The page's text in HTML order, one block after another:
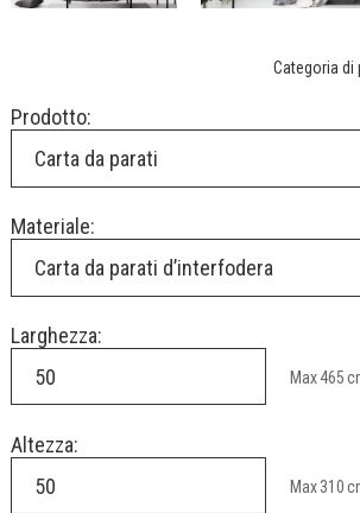
Categoria di
Prodotto:
Carta da parati
Materiale:
Carta da parati d’interfodera
Larghezza:
Max465
Altezza:
Max310